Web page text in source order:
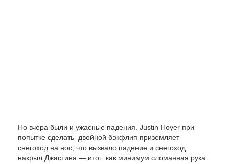
Но вчера были и ужасные падения. Justin Hoyer при
попытке сделать двойной бэкфлип приземляет
снегоход на нос, что вызвало падение и снегоход
накрыл Джастина — итог: как минимум сломанная рука.